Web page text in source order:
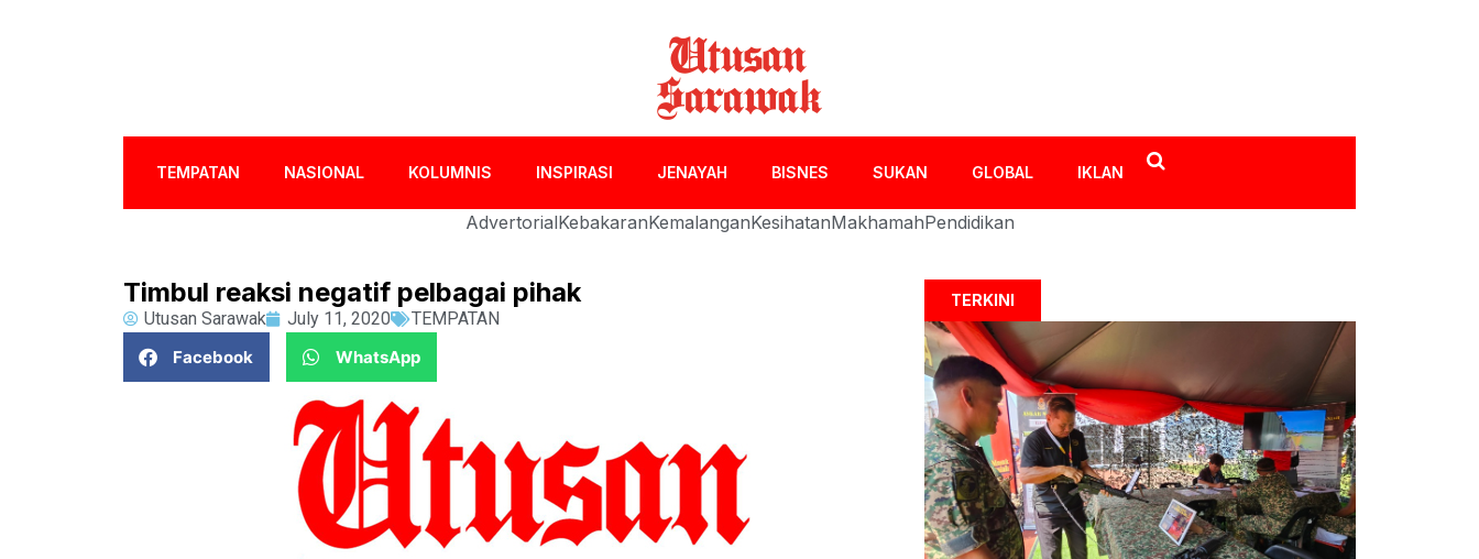
TEMPATAN NASIONAL KOLUMNIS INSPIRASI JENAYAH BISNES SUKAN GLOBAL IKLAN
AdvertorialKebakaranKemalanganKesihatanMakhamahPendidikan
Timbul reaksi negatif pelbagai pihak
Utusan Sarawak July 11, 2020
TEMPATAN
Facebook
WhatsApp
TERKINI